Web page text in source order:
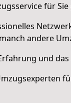
für
andere
und das